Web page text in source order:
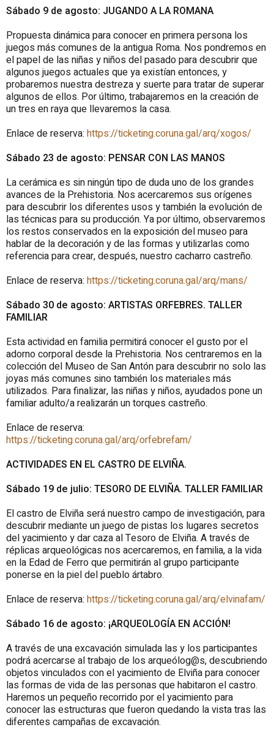
Sábado 9 de agosto: JUGANDO A LA ROMANA
Propuesta dinámica para conocer en primera persona los
juegos más comunes de la antigua Roma. Nos pondremos en
el papel de las niñas y niños del pasado para descubrir que
algunos juegos actuales que ya existían entonces, y
probaremos nuestra destreza y suerte para tratar de superar
algunos de ellos. Por último, trabajaremos en la creación de
un tres en raya que llevaremos la casa.
Enlace de reserva: https://ticketing.coruna.gal/arq/xogos/
Sábado 23 de agosto: PENSAR CON LAS MANOS
La cerámica es sin ningún tipo de duda uno de los grandes
avances de la Prehistoria. Nos acercaremos sus orígenes
para descubrir los diferentes usos y también la evolución de
las técnicas para su producción. Ya por último, observaremos
los restos conservados en la exposición del museo para
hablar de la decoración y de las formas y utilizarlas como
referencia para crear, después, nuestro cacharro castreño.
Enlace de reserva: https://ticketing.coruna.gal/arq/mans/
Sábado 30 de agosto: ARTISTAS ORFEBRES. TALLER
FAMILIAR
Esta actividad en familia permitirá conocer el gusto por el
adorno corporal desde la Prehistoria. Nos centraremos en la
colección del Museo de San Antón para descubrir no solo las
joyas más comunes sino también los materiales más
utilizados. Para finalizar, las niñas y niños, ayudados pone un
familiar adulto/a realizarán un torques castreño.
Enlace de reserva:
https://ticketing.coruna.gal/arq/orfebrefam/
ACTIVIDADES EN EL CASTRO DE ELVIÑA.
Sábado 19 de julio: TESORO DE ELVIÑA. TALLER FAMILIAR
El castro de Elviña será nuestro campo de investigación, para
descubrir mediante un juego de pistas los lugares secretos
del yacimiento y dar caza al Tesoro de Elviña. A través de
réplicas arqueológicas nos acercaremos, en familia, a la vida
en la Edad de Ferro que permitirán al grupo participante
ponerse en la piel del pueblo ártabro.
Enlace de reserva: https://ticketing.coruna.gal/arq/elvinafam/
Sábado 16 de agosto: ¡ARQUEOLOGÍA EN ACCIÓN!
A través de una excavación simulada las y los participantes
podrá acercarse al trabajo de los arqueólog@s, descubriendo
objetos vinculados con el yacimiento de Elviña para conocer
las formas de vida de las personas que habitaron el castro.
Haremos un pequeño recorrido por el yacimiento para
conocer las estructuras que fueron quedando la vista tras las
diferentes campañas de excavación.